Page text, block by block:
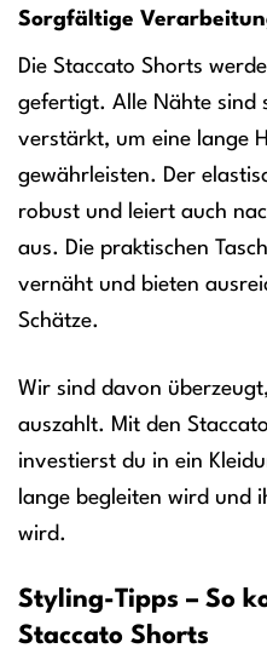
Sorgfältige
Die Staccato Shorts
gefertigt. Alle Nähte sind
verstärkt, um eine lange
gewährleisten. Der
robust und leiert auch
aus. Die praktischen
vernäht und bieten
Schätze.
Wir sind davon
auszahlt. Mit den
investierst du in ein
lange begleiten wird und
wird.
Styling-Tipps – So
Staccato Shorts